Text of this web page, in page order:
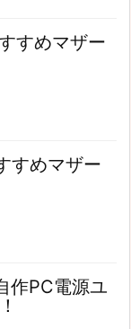
すめマザー
すめマザー
作PC電源ユ